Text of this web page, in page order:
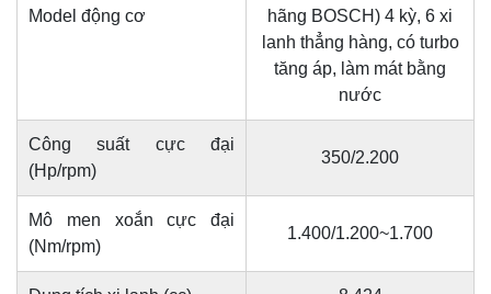
Model động cơ
hãng BOSCH) 4 kỳ, 6 xi
lanh thẳng hàng, có turbo
tăng áp, làm mát bằng
nước
Công suất cực đại
(Hp/rpm)
350/2.200
Mô men xoắn cực đại
(Nm/rpm)
1.400/1.200~1.700